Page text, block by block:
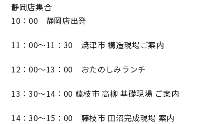
静岡店集合
10：00 静岡店出発
11：00〜11：30 焼津市 構造現場ご案内
12：00〜13：00 おたのしみランチ
13：30〜14：00 藤枝市 高柳 基礎現場 ご案内
14：30〜15：00 藤枝市 田沼完成現場 案内